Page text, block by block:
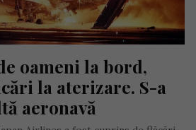
oameni la bord,
la aterizare. S-a
aeronavă